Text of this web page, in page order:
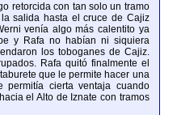
retorcida con tan solo un tramo
salida hasta el cruce de Cajiz
venía algo más calentito ya
y Rafa no habían ni siquiera
los toboganes de Cajiz.
Rafa quitó finalmente el
que le permite hacer una
cierta ventaja cuando
el Alto de Iznate con tramos